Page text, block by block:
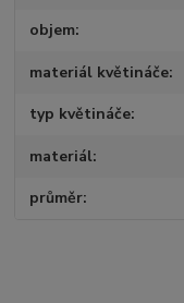
objem
materiál květináče
typ květináče
materiál
průměr